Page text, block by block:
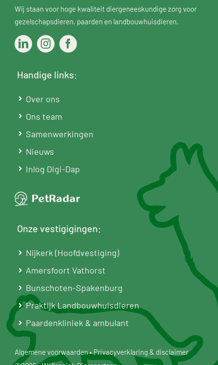
Wij staan voor hoge kwaliteit diergeneeskundige zorg voor
gezelschapsdieren, paarden en landbouwhuisdieren.
Handige links:
Over ons
Ons team
Samenwerkingen
Nieuws
Inlog Digi-Dap
Onze vestigigingen:
Nijkerk (Hoofdvestiging)
Amersfoort Vathorst
Bunschoten-Spakenburg
Praktijk Landbouwhuisdieren
Paardenkliniek & ambulant
Algemene voorwaarden•Privacyverklaring & disclaimer